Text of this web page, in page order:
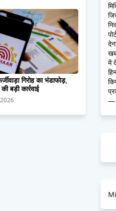
गिरोह का भंडाफोड़,
बड़ी कार्रवाई
में
—